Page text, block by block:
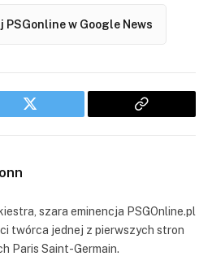
PSGonline w Google News
Twitter
Copy
szara eminencja PSGOnline.pl
twórca jednej z pierwszych stron
Paris Saint-Germain.